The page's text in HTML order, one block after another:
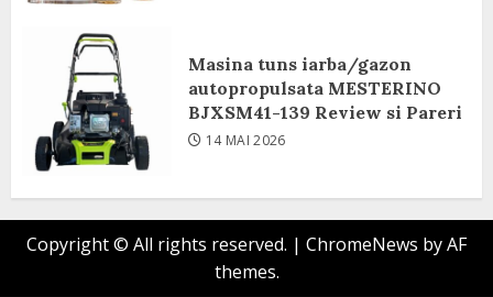
8 IUNIE 2026
Masina tuns iarba/gazon
autopropulsata MESTERINO
BJXSM41-139 Review si Pareri
14 MAI 2026
Copyright © All rights reserved. | ChromeNews by AF
themes.